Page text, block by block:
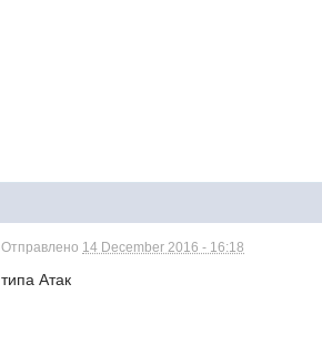
Отправлено 14 December 2016 - 16:18
типа Атак